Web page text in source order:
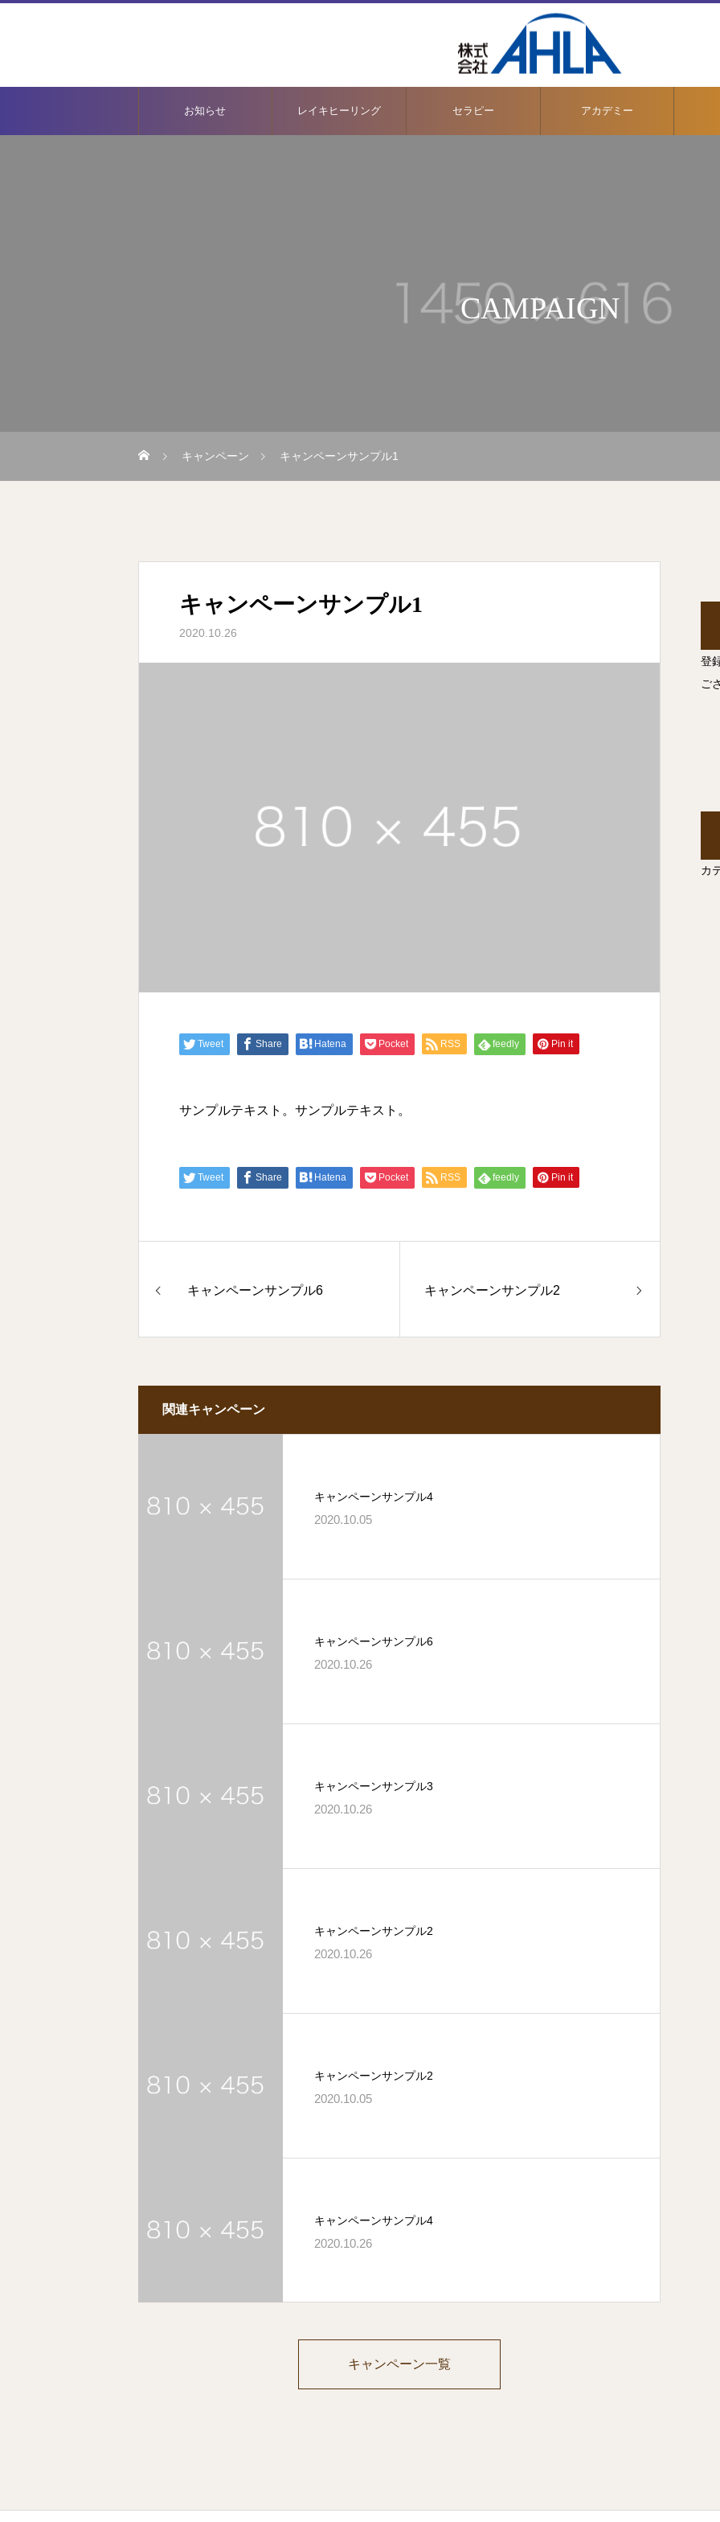
お知らせ レイキヒーリング セラピー アカデミー
CAMPAIGN
キャンペーン キャンペーンサンプル1
キャンペーンサンプル1
2020.10.26
Tweet Share Hatena Pocket RSS feedly Pin it
サンプルテキスト。サンプルテキスト。
Tweet Share Hatena Pocket RSS feedly Pin it
キャンペーンサンプル6 キャンペーンサンプル2
関連キャンペーン
キャンペーンサンプル4
2020.10.05
キャンペーンサンプル6
2020.10.26
キャンペーンサンプル3
2020.10.26
キャンペーンサンプル2
2020.10.26
キャンペーンサンプル2
2020.10.05
キャンペーンサンプル4
2020.10.26
キャンペーン一覧
登
ご
カ